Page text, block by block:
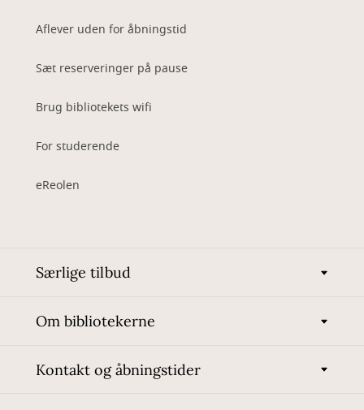
Aflever uden for åbningstid
Sæt reserveringer på pause
Brug bibliotekets wifi
For studerende
eReolen
Særlige tilbud
Om bibliotekerne
Kontakt og åbningstider